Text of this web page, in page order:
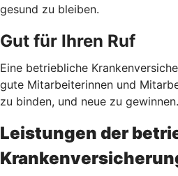
gesund zu bleiben.
Gut für Ihren Ruf
Eine betriebliche
gute Mitarbeiterinnen und
zu binden, und neue zu gewinnen.
Leistungen der